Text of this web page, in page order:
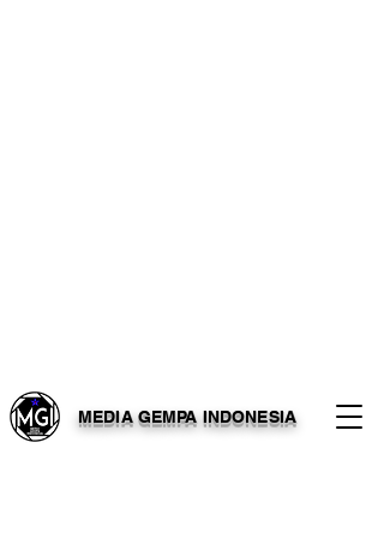
MEDIA GEMPA INDONESIA